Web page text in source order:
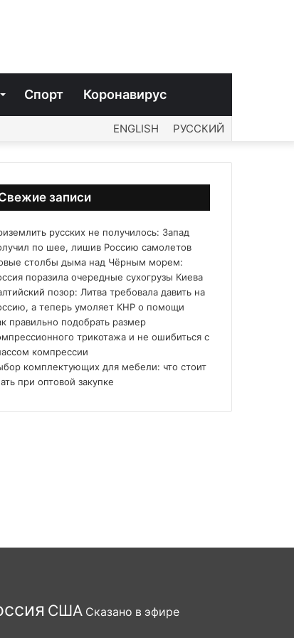
Спорт Коронавирус
ENGLISH РУССКИЙ
записи
русских не получилось: Запад
по шее, лишив Россию самолетов
столбы дыма над Чёрным морем:
поразила очередные сухогрузы Киева
позор: Литва требовала давить на
а теперь умоляет КНР о помощи
правильно подобрать размер
трикотажа и не ошибиться с
компрессии
комплектующих для мебели: что стоит
при оптовой закупке
США Сказано в эфире